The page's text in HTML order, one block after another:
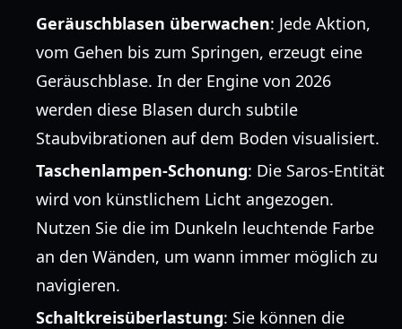
Geräuschblasen überwachen: Jede Aktion,
vom Gehen bis zum Springen, erzeugt eine
Geräuschblase. In der Engine von 2026
werden diese Blasen durch subtile
Staubvibrationen auf dem Boden visualisiert.
Taschenlampen-Schonung: Die Saros-Entität
wird von künstlichem Licht angezogen.
Nutzen Sie die im Dunkeln leuchtende Farbe
an den Wänden, um wann immer möglich zu
navigieren.
Schaltkreisüberlastung: Sie können die